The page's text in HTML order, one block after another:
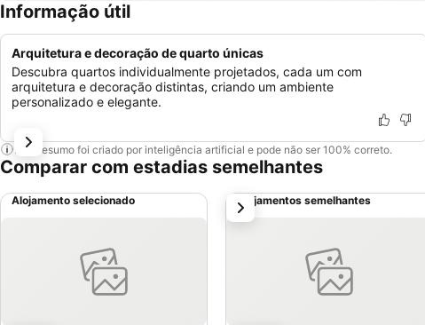
Informação útil
Arquitetura e decoração de quarto únicas
Descubra quartos individualmente projetados, cada um com
arquitetura e decoração distintas, criando um ambiente
personalizado e elegante.
Este resumo foi criado por inteligência artificial e pode não ser 100% correto.
Comparar com estadias semelhantes
Alojamento selecionado Alojamentos semelhantes
próximo